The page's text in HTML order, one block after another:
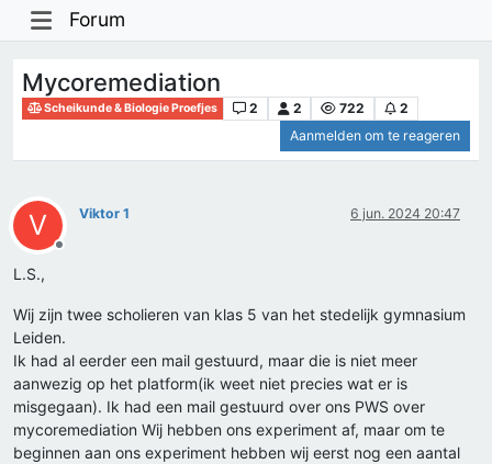
Forum
Mycoremediation
Scheikunde & Biologie Proefjes 2 2 722
2
Aanmelden om te reageren
V
Offline
Viktor 1 6 jun. 2024 20:47
L.S.,
Wij zijn twee scholieren van klas 5 van het stedelijk gymnasium
Leiden.
Ik had al eerder een mail gestuurd, maar die is niet meer
aanwezig op het platform(ik weet niet precies wat er is
misgegaan). Ik had een mail gestuurd over ons PWS over
mycoremediation Wij hebben ons experiment af, maar om te
beginnen aan ons experiment hebben wij eerst nog een aantal